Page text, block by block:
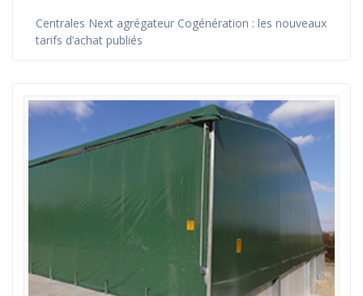
Centrales Next agrégateur Cogénération : les nouveaux
tarifs d’achat publiés